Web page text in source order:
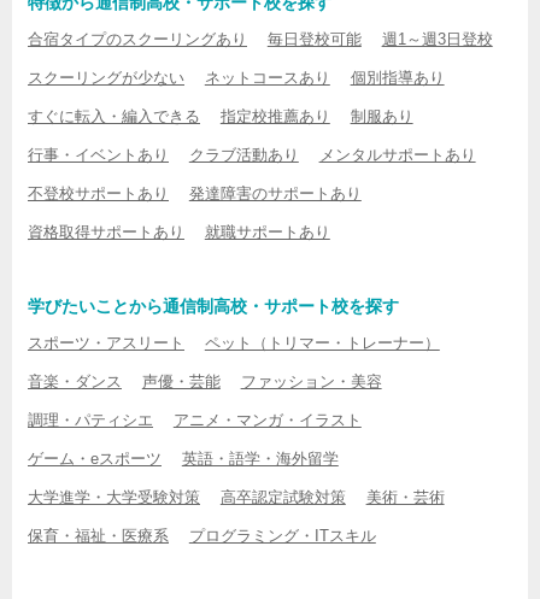
合宿タイプのスクーリングあり 毎日登校可能 週1～週3日登校
スクーリングが少ない ネットコースあり 個別指導あり
すぐに転入・編入できる 指定校推薦あり 制服あり
行事・イベントあり クラブ活動あり メンタルサポートあり
不登校サポートあり 発達障害のサポートあり
資格取得サポートあり 就職サポートあり
学びたいことから通信制高校・サポート校を探す
スポーツ・アスリート ペット（トリマー・トレーナー）
音楽・ダンス 声優・芸能 ファッション・美容
調理・パティシエ アニメ・マンガ・イラスト
ゲーム・eスポーツ 英語・語学・海外留学
大学進学・大学受験対策 高卒認定試験対策 美術・芸術
保育・福祉・医療系 プログラミング・ITスキル